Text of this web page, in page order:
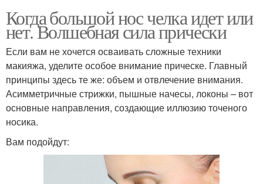
Когда большой нос челка идет или
нет. Волшебная сила прически
Если вам не хочется осваивать сложные техники
макияжа, уделите особое внимание прическе. Главный
принципы здесь те же: объем и отвлечение внимания.
Асимметричные стрижки, пышные начесы, локоны – вот
основные направления, создающие иллюзию точеного
носика.
Вам подойдут: